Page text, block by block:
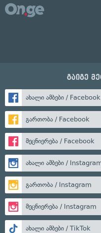
გაიგე
ახალი ამბები / Facebook
გართობა / Facebook
მეცნიერება / Facebook
ახალი ამბები /
გართობა / Instagram
მეცნიერება / Instagram
ახალი ამბები / TikTok